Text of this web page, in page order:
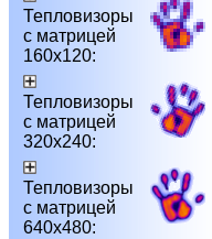
Тепловизоры
с матрицей
160х120:
Тепловизоры
с матрицей
320х240:
Тепловизоры
с матрицей
640х480: